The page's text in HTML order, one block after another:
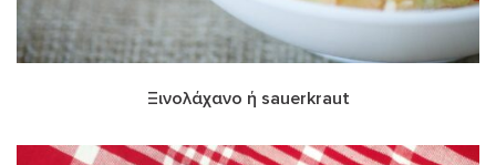
Ξινολάχανο ή sauerkraut